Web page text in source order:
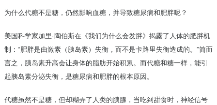
为什么代糖不是糖，仍然影响血糖，并导致糖尿病和肥胖呢？
美国科学家加里·陶伯斯在《我们为什么会发胖》揭露了人体的肥胖机
制：“肥胖是由激素（胰岛素）失衡，而不是卡路里失衡造成的。”简而
言之，胰岛素升高会让身体的脂肪开始积累。而代糖和糖一样，能引
起胰岛素分泌失衡，是糖尿病和肥胖的根本原因。
代糖虽然不是糖，但却糊弄了人类的胰腺，当吃到甜食时，神经信号